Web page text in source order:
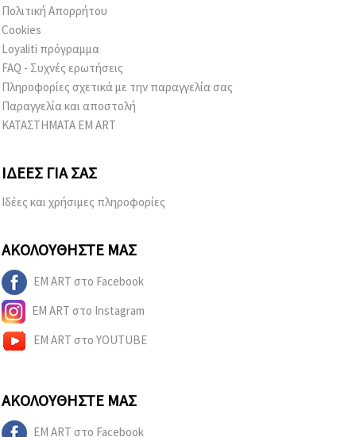
Πολιτική Απορρήτου
Cookies
Loyaliti πρόγραμμα
FAQ - Συχνές ερωτήσεις
Πληροφορίες σχετικά με την παραγγελία σας
Παραγγελία και αποστολή
ΚΑΤΑΣΤΗΜΑΤΑ EM ART
ΙΔΈΕΣ ΓΙΑ ΣΑΣ
Ιδέες και χρήσιμες πληροφορίες
ΑΚΟΛΟΥΘΉΣΤΕ ΜΑΣ
EM ART στο Facebook
EM ART στο Instagram
EM ART στο YOUTUBE
ΑΚΟΛΟΥΘΉΣΤΕ ΜΑΣ
EM ART στο Facebook